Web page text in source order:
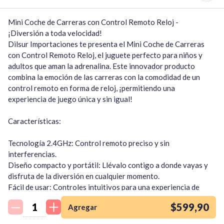
¡Quiero una
tienda así para mi
emprendimiento!
Mini Coche de Carreras con Control Remoto Reloj -
¡Diversión a toda velocidad!
Dilsur Importaciones te presenta el Mini Coche de Carreras
con Control Remoto Reloj, el juguete perfecto para niños y
adultos que aman la adrenalina. Este innovador producto
combina la emoción de las carreras con la comodidad de un
control remoto en forma de reloj, ¡permitiendo una
experiencia de juego única y sin igual!
Características:
Tecnología 2.4GHz: Control remoto preciso y sin
interferencias.
Diseño compacto y portátil: Llévalo contigo a donde vayas y
disfruta de la diversión en cualquier momento.
Fácil de usar: Controles intuitivos para una experiencia de
juego sin complicaciones.
Batería recargable: Batería de larga duración para horas de
entretenimiento.
Agregar $599,90